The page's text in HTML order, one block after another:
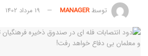
توسطMANAGER 19 مرداد 1402